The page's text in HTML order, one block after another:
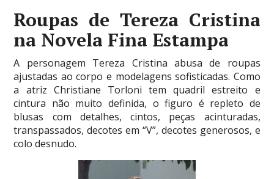
Roupas de Tereza Cristina
na Novela Fina Estampa
A personagem Tereza Cristina abusa de roupas
ajustadas ao corpo e modelagens sofisticadas. Como
a atriz Christiane Torloni tem quadril estreito e
cintura não muito definida, o figuro é repleto de
blusas com detalhes, cintos, peças acinturadas,
transpassados, decotes em “V”, decotes generosos, e
colo desnudo.